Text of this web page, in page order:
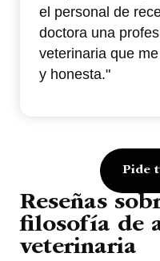
el personal de
doctora una
veterinaria que
y honesta."
Pide
Reseñas
filosofía de
veterinaria